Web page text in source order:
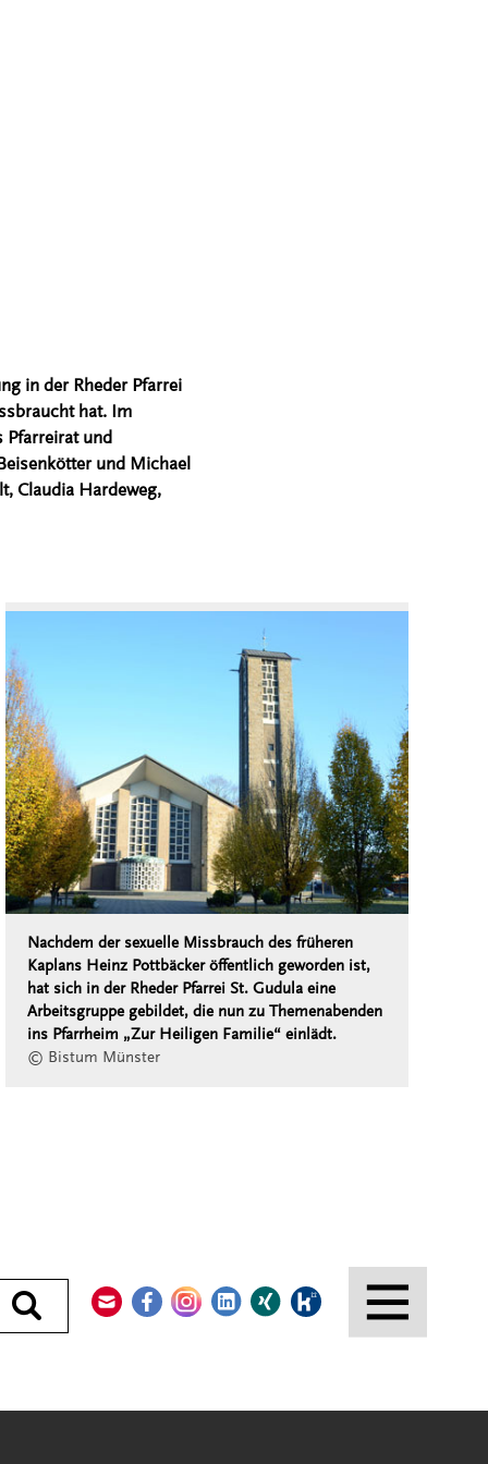
Durchsuchen
in der Rheder Pfarrei
hat. Im
Pfarreirat und
und Michael
Claudia Hardeweg,
Nachdem der sexuelle Missbrauch des früheren
Kaplans Heinz Pottbäcker öffentlich geworden ist,
hat sich in der Rheder Pfarrei St. Gudula eine
Arbeitsgruppe gebildet, die nun zu Themenabenden
ins Pfarrheim „Zur Heiligen Familie“ einlädt.
© Bistum Münster